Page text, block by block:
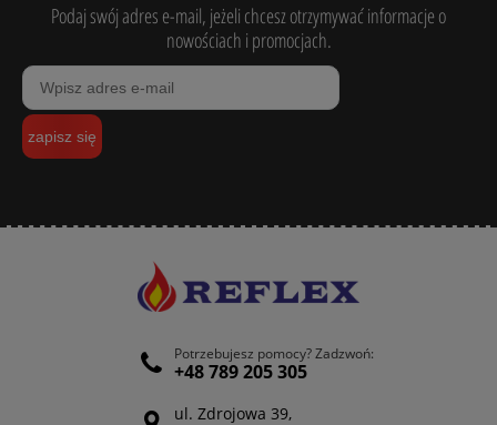
Podaj swój adres e-mail, jeżeli chcesz otrzymywać informacje o
nowościach i promocjach.
zapisz się
Potrzebujesz pomocy? Zadzwoń:
+48 789 205 305
ul. Zdrojowa 39,